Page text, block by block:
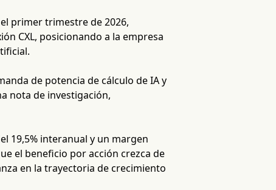
primer trimestre de 2026,
CXL, posicionando a la empresa
de potencia de cálculo de IA y
nota de investigación,
19,5% interanual y un margen
el beneficio por acción crezca de
en la trayectoria de crecimiento